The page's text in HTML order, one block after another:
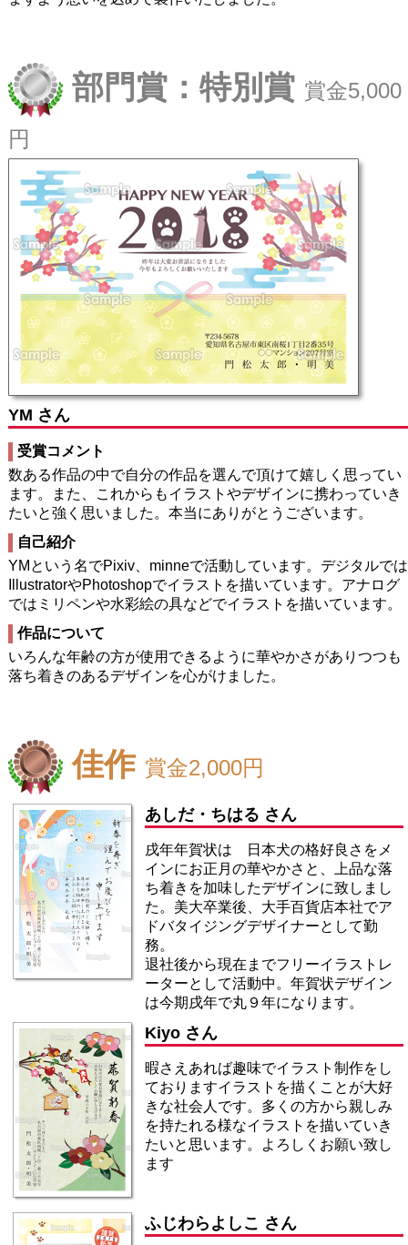
部門賞：特別賞 賞金5,000
円
YM さん
受賞コメント
数ある作品の中で自分の作品を選んで頂けて嬉しく思ってい
ます。また、これからもイラストやデザインに携わっていき
たいと強く思いました。本当にありがとうございます。
自己紹介
YMという名でPixiv、minneで活動しています。デジタルでは
IllustratorやPhotoshopでイラストを描いています。アナログ
ではミリペンや水彩絵の具などでイラストを描いています。
作品について
いろんな年齢の方が使用できるように華やかさがありつつも
落ち着きのあるデザインを心がけました。
佳作 賞金2,000円
あしだ・ちはる さん
戌年年賀状は 日本犬の格好良さをメ
インにお正月の華やかさと、上品な落
ち着きを加味したデザインに致しまし
た。美大卒業後、大手百貨店本社でア
ドバタイジングデザイナーとして勤
務。
退社後から現在までフリーイラストレ
ーターとして活動中。年賀状デザイン
は今期戌年で丸９年になります。
Kiyo さん
暇さえあれば趣味でイラスト制作をし
ておりますイラストを描くことが大好
きな社会人です。多くの方から親しみ
を持たれる様なイラストを描いていき
たいと思います。よろしくお願い致し
ます
ふじわらよしこ さん